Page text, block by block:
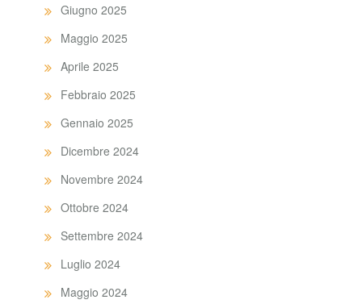
Giugno 2025
Maggio 2025
Aprile 2025
Febbraio 2025
Gennaio 2025
Dicembre 2024
Novembre 2024
Ottobre 2024
Settembre 2024
Luglio 2024
Maggio 2024